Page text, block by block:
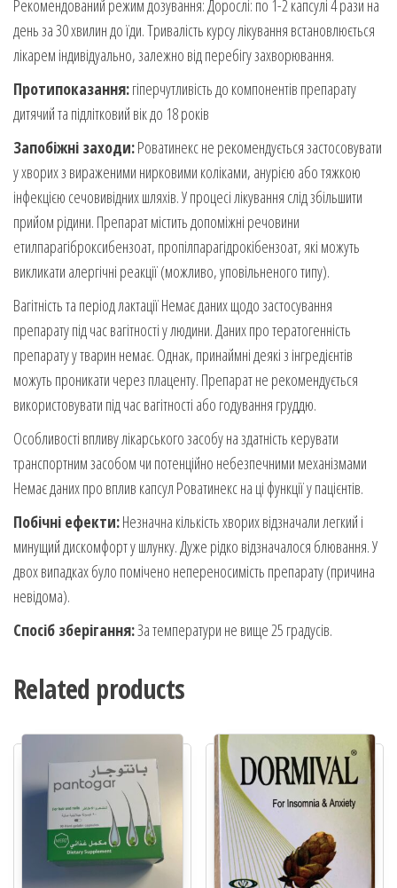
Рекомендований режим дозування: Дорослі: по 1-2 капсулі 4 рази на
день за 30 хвилин до їди. Тривалість курсу лікування встановлюється
лікарем індивідуально, залежно від перебігу захворювання.
Протипоказання:гіперчутливість до компонентів препарату
дитячий та підлітковий вік до 18 років
Запобіжні заходи:Роватинекс не рекомендується застосовувати
у хворих з вираженими нирковими коліками, анурією або тяжкою
інфекцією сечовивідних шляхів. У процесі лікування слід збільшити
прийом рідини. Препарат містить допоміжні речовини
етилпарагіброксибензоат, пропілпарагідрокібензоат, які можуть
викликати алергічні реакції (можливо, уповільненого типу).
Вагітність та період лактації Немає даних щодо застосування
препарату під час вагітності у людини. Даних про тератогенність
препарату у тварин немає. Однак, принаймні деякі з інгредієнтів
можуть проникати через плаценту. Препарат не рекомендується
використовувати під час вагітності або годування груддю.
Особливості впливу лікарського засобу на здатність керувати
транспортним засобом чи потенційно небезпечними механізмами
Немає даних про вплив капсул Роватинекс на ці функції у пацієнтів.
Побічні ефекти:Незначна кількість хворих відзначали легкий і
минущий дискомфорт у шлунку. Дуже рідко відзначалося блювання. У
двох випадках було помічено непереносимість препарату (причина
невідома).
Спосіб зберігання:За температури не вище 25 градусів.
Related products